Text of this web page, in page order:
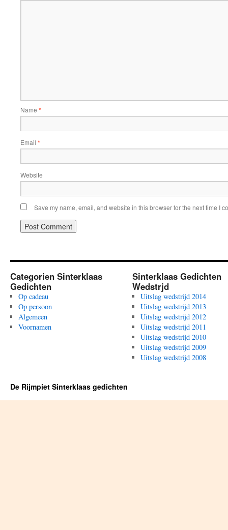
Name *
Email *
Website
Save my name, email, and website in this browser for the next time I
Categorien Sinterklaas
Gedichten
Op cadeau
Op persoon
Algemeen
Voornamen
Sinterklaas Gedichten
Wedstrjd
Uitslag wedstrijd 2014
Uitslag wedstrijd 2013
Uitslag wedstrijd 2012
Uitslag wedstrijd 2011
Uitslag wedstrijd 2010
Uitslag wedstrijd 2009
Uitslag wedstrijd 2008
De Rijmpiet Sinterklaas gedichten